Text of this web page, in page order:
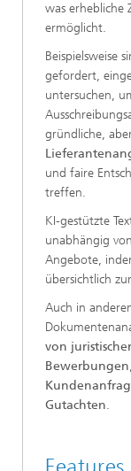
was erhebliche
ermöglicht.
Beispielsweise
gefordert,
untersuchen,
gründliche,
und faire
treffen.
KI-gestützte
unabhängig
Angebote,
übersichtlich
Auch in
von
Bewerbungen
Gutachten.